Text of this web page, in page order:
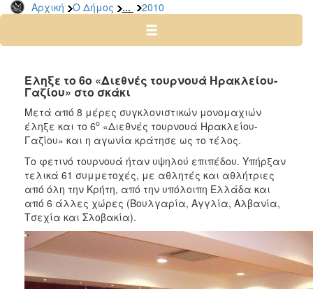
Αρχική Ο Δήμος ... 2010
2026
2024
2022
2021
2020
2019
2018
2017
2016
2015
2013
2012
Έληξε το 6ο «Διεθνές τουρνουά Ηρακλείου-
Γαζίου» στο σκάκι
Μετά από 8 μέρες συγκλονιστικών μονομαχιών
έληξε και το 6ο «Διεθνές τουρνουά Ηρακλείου-
Γαζίου» και η αγωνία κράτησε ως το τέλος.
Το φετινό τουρνουά ήταν υψηλού επιπέδου. Υπήρξαν
τελικά 61 συμμετοχές, με αθλητές και αθλήτριες
από όλη την Κρήτη, από την υπόλοιπη Ελλάδα και
από 6 άλλες χώρες (Βουλγαρία, Αγγλία, Αλβανία,
Τσεχία και Σλοβακία).